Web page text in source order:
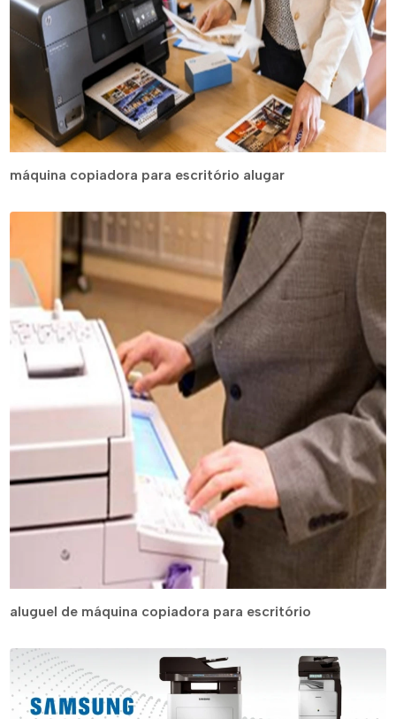
máquina copiadora para escritório alugar
aluguel de máquina copiadora para escritório